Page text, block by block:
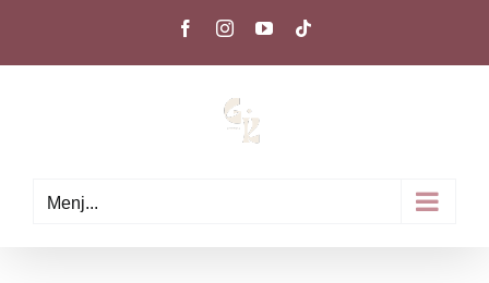
FacebookInstagramYouTube
Menj...